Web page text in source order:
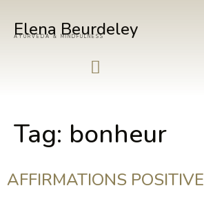
Elena Beurdeley
AYURVEDA & MINDFULNESS
Tag: bonheur
AFFIRMATIONS